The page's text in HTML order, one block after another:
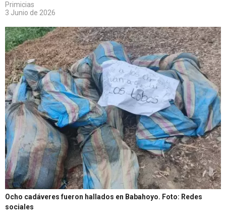
Primicias
3 Junio de 2026
Ocho cadáveres fueron hallados en Babahoyo. Foto: Redes
sociales